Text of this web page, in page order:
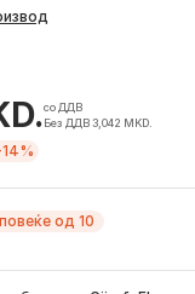
со ДДВ
Без ДДВ 3,042 MKD.
повеќе од 10